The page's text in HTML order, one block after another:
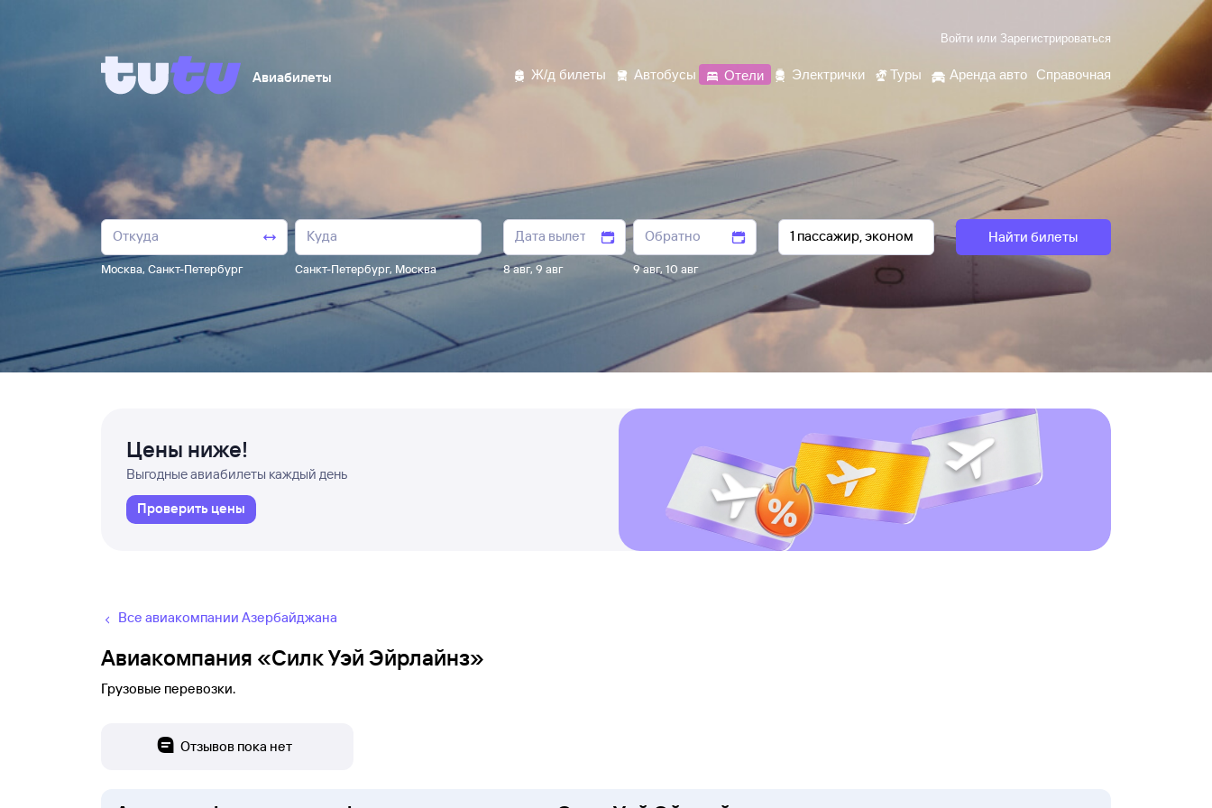
Войти или Зарегистрироваться
Авиабилеты Ж/д билеты Автобусы Отели Электрички Туры Аренда авто Справочная
Москва, Санкт-Петербург Санкт-Петербург, Москва 8 авг, 9 авг 9 авг,10 авг
Найти билеты
Цены ниже!
Выгодные авиабилеты каждый день
Проверить цены
Все авиакомпании Азербайджана
Авиакомпания «Силк Уэй Эйрлайнз»
Грузовые перевозки.
Отзывов пока нет